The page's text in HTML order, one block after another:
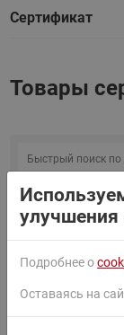
Сертификат
Товары
Сортировать по: По
улучшения
Подробнее о
Оставаясь на